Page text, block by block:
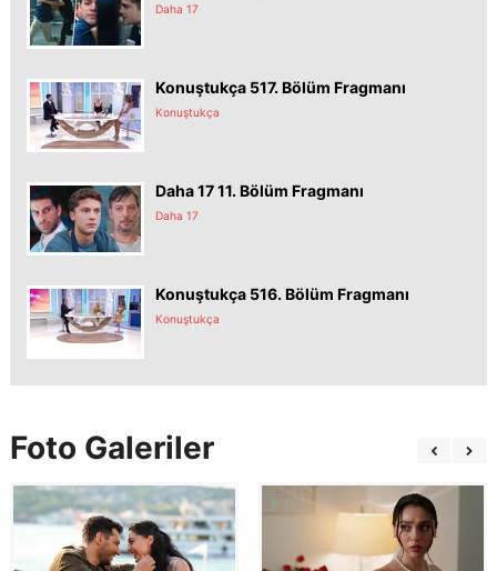
Daha 17
Konuştukça 517. Bölüm Fragmanı
Konuştukça
Daha 17 11. Bölüm Fragmanı
Daha 17
Konuştukça 516. Bölüm Fragmanı
Konuştukça
Foto Galeriler